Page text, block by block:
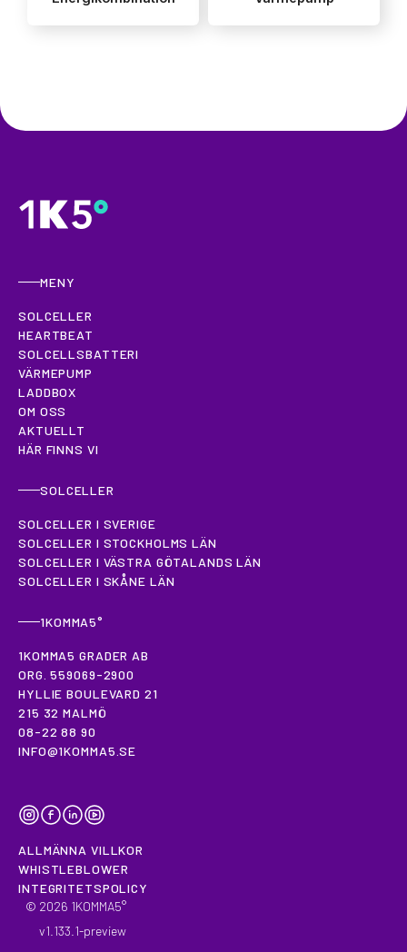
MENY
SOLCELLER
HEARTBEAT
SOLCELLSBATTERI
VÄRMEPUMP
LADDBOX
OM OSS
AKTUELLT
HÄR FINNS VI
SOLCELLER
SOLCELLER I SVERIGE
SOLCELLER I STOCKHOLMS LÄN
SOLCELLER I VÄSTRA GÖTALANDS LÄN
SOLCELLER I SKÅNE LÄN
1KOMMA5°
1KOMMA5 GRADER AB
ORG. 559069-2900
HYLLIE BOULEVARD 21
215 32 MALMÖ
08-22 88 90
INFO@1KOMMA5.SE
INSTAGRAM
FACEBOOK
LINKEDINYOUTUBE
ALLMÄNNA VILLKOR
WHISTLEBLOWER
INTEGRITETSPOLICY
© 2026 1KOMMA5°
v1.133.1-preview